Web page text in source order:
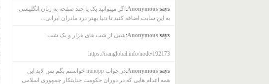
Anonymoussays:
اگر میتوانید یک یا چند صفحه به زبان انگلیسی
به این سایت اضافه کنید تا دنیا بهتر درد مادران ایرانی...
Anonymoussays: شبی از شب های هزار و یک شب
https://iranglobal.info/node/192173
Anonymoussays:
در جواب iranopp خواستم بگم پس لابد این
همه اعدام هایی که در دوران حکومت جنایتکار جمهوری اسلامی